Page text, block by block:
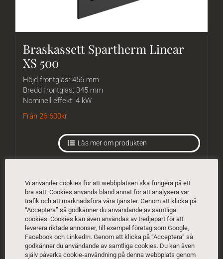
Braskassett Spartherm Linear
XS 500
Höjd frontglas: 456 mm
Bredd frontglas: 345 mm
Nominell effekt: 4 kW
Från 26 600kr
Läs mer om produkten
Vi använder cookies för att webbplatsen ska fungera på ett
bra sätt. Cookies används bland annat för att analysera vår
trafik och att marknadsföra våra tjänster. Genom att klicka på
“Acceptera” så godkänner du användande av samtliga
cookies. Cookies kan även användas av tredjepart för att
leverera riktade annonser, till exempel företag som Google,
Facebook och LinkedIn. Genom att klicka på “Acceptera” så
godkänner du användande av samtliga cookies. Du kan även
själv påverka cookie-användning på denna webbplats genom